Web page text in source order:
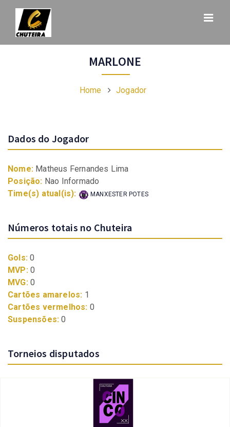
MARLONE
Home Jogador
Dados do Jogador
Nome: Matheus Fernandes Lima
Posição: Nao Informado
Time(s) atual(is):
MANXESTER POTES
Números totais no Chuteira
Gols:0
MVP: 0
MVG: 0
Cartões amarelos: 1
Cartões vermelhos: 0
Suspensões:0
Torneios disputados